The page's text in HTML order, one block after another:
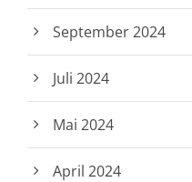
September 2024
Juli 2024
Mai 2024
April 2024